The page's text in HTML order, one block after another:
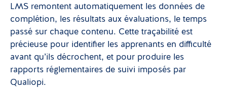
LMS remontent automatiquement les données de
complétion, les résultats aux évaluations, le temps
passé sur chaque contenu. Cette traçabilité est
précieuse pour identifier les apprenants en difficulté
avant qu’ils décrochent, et pour produire les
rapports réglementaires de suivi imposés par
Qualiopi.